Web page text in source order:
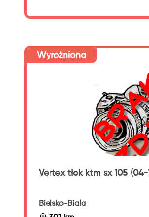
Wyróżniona
Vertex tłok ktm sx 105 (04-
Bielsko-Biala